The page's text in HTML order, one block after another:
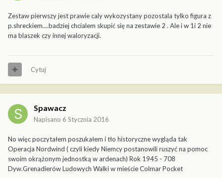
Zestaw pierwszy jest prawie caly wykozystany pozostala tylko figura z
p.shreckiem....badziej chcialem skupić się na zestawie 2 . Ale i w 1i 2 nie
ma blaszek czy innej waloryzacji.
Cytuj
Spawacz
Napisano 6 Stycznia 2016
No więc poczytałem poszukałem i tło historyczne wygląda tak
Operacja Nordwind ( czyli kiedy Niemcy postanowili ruszyć na pomoc
swoim okrążonym jednostką w ardenach) Rok 1945 - 708
Dyw.Grenadierów Ludowych Walki w mieście Colmar Pocket